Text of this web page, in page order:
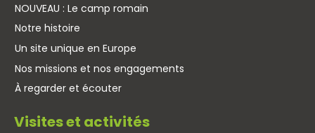
NOUVEAU : Le camp romain
Notre histoire
Un site unique en Europe
Nos missions et nos engagements
À regarder et écouter
Visites et activités